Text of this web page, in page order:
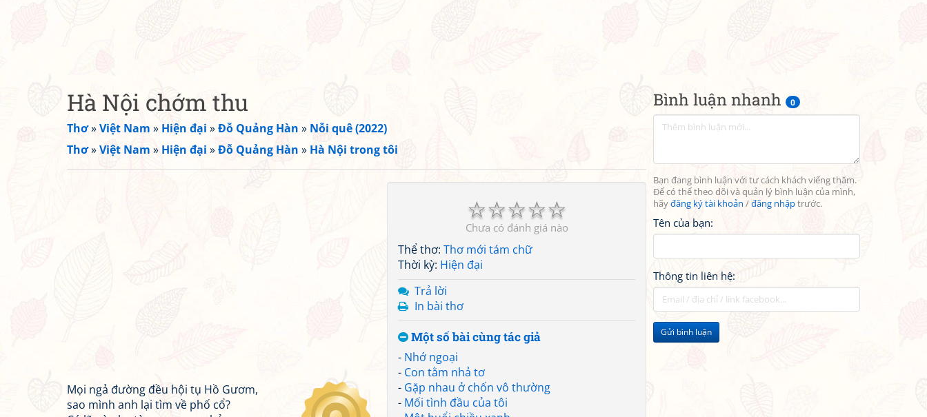
Bình luận nhanh 0
Bạn đang bình luận với tư cách khách viếng thăm.
Để có thể theo dõi và quản lý bình luận của mình,
hãyđăng ký tài khoản /đăng nhậptrước.
Tên của bạn:
Thông tin liên hệ:
Gửi bình luận
Hà Nội chớm thu
Thơ»Việt Nam » Hiện đại »Đỗ Quảng Hàn » Nỗi quê (2022)
Thơ»Việt Nam » Hiện đại »Đỗ Quảng Hàn » Hà Nội trong tôi
☆
☆
☆
☆
☆
Chưa có đánh giá nào
Thể thơ: Thơ mới tám chữ
Thời kỳ: Hiện đại
Trả lời
In bài thơ
Một số bài cùng tác giả
- Nhớ ngoại
- Con tằm nhả tơ
- Gặp nhau ở chốn vô thường
- Mối tình đầu của tôi
Mọi ngả đường đều hội tụ Hồ Gươm,
sao mình anh lại tìm về phố cổ?